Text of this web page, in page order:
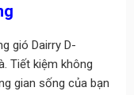
gió Dairry D-
Tiết kiệm không
gian sống của bạn